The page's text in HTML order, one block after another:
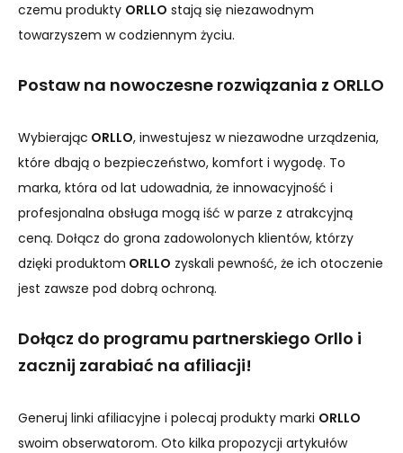
czemu produkty ORLLO stają się niezawodnym
towarzyszem w codziennym życiu.
Postaw na nowoczesne rozwiązania z ORLLO
Wybierając ORLLO, inwestujesz w niezawodne urządzenia,
które dbają o bezpieczeństwo, komfort i wygodę. To
marka, która od lat udowadnia, że innowacyjność i
profesjonalna obsługa mogą iść w parze z atrakcyjną
ceną. Dołącz do grona zadowolonych klientów, którzy
dzięki produktom ORLLO zyskali pewność, że ich otoczenie
jest zawsze pod dobrą ochroną.
Dołącz do programu partnerskiego Orllo i
zacznij zarabiać na afiliacji!
Generuj linki afiliacyjne i polecaj produkty marki ORLLO
swoim obserwatorom. Oto kilka propozycji artykułów